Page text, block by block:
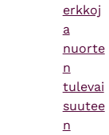
erkkoj
a
nuorte
n
tulevai
suutee
n